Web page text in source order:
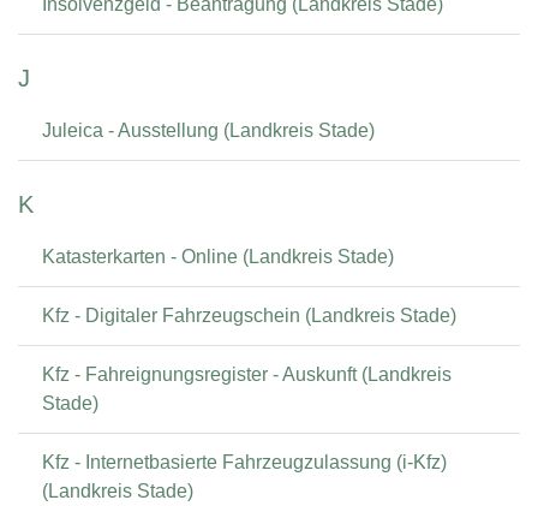
Insolvenzgeld - Beantragung (Landkreis Stade)
J
Juleica - Ausstellung (Landkreis Stade)
K
Katasterkarten - Online (Landkreis Stade)
Kfz - Digitaler Fahrzeugschein (Landkreis Stade)
Kfz - Fahreignungsregister - Auskunft (Landkreis
Stade)
Kfz - Internetbasierte Fahrzeugzulassung (i-Kfz)
(Landkreis Stade)